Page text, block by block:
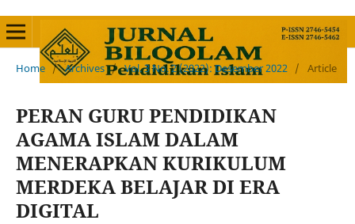
Home / Archives / Vol. 3 No. 2 (2022): Desember 2022 / Article
PERAN GURU PENDIDIKAN
AGAMA ISLAM DALAM
MENERAPKAN KURIKULUM
MERDEKA BELAJAR DI ERA
DIGITAL